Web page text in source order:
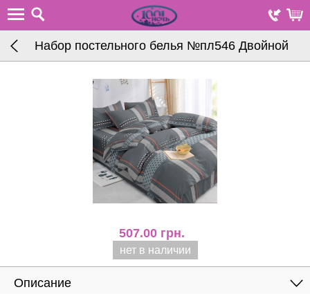
Набор постельного белья №пл546 Двойной
507.00 грн.
нет в наличии
Описание